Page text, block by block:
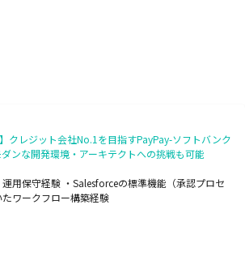
クレジット会社No.1を目指すPayPay-ソフトバンク
ンな開発環境・アーキテクトへの挑戦も可能
用保守経験 ・Salesforceの標準機能（承認プロセ
ワークフロー構築経験